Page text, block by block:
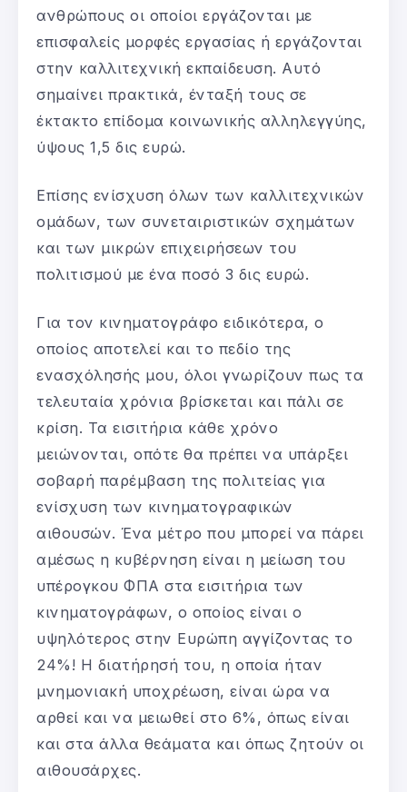
ανθρώπους οι οποίοι εργάζονται με
επισφαλείς μορφές εργασίας ή εργάζονται
στην καλλιτεχνική εκπαίδευση. Αυτό
σημαίνει πρακτικά, ένταξή τους σε
έκτακτο επίδομα κοινωνικής αλληλεγγύης,
ύψους 1,5 δις ευρώ.
Επίσης ενίσχυση όλων των καλλιτεχνικών
ομάδων, των συνεταιριστικών σχημάτων
και των μικρών επιχειρήσεων του
πολιτισμού με ένα ποσό 3 δις ευρώ.
Για τον κινηματογράφο ειδικότερα, ο
οποίος αποτελεί και το πεδίο της
ενασχόλησής μου, όλοι γνωρίζουν πως τα
τελευταία χρόνια βρίσκεται και πάλι σε
κρίση. Τα εισιτήρια κάθε χρόνο
μειώνονται, οπότε θα πρέπει να υπάρξει
σοβαρή παρέμβαση της πολιτείας για
ενίσχυση των κινηματογραφικών
αιθουσών. Ένα μέτρο που μπορεί να πάρει
αμέσως η κυβέρνηση είναι η μείωση του
υπέρογκου ΦΠΑ στα εισιτήρια των
κινηματογράφων, ο οποίος είναι ο
υψηλότερος στην Ευρώπη αγγίζοντας το
24%! Η διατήρησή του, η οποία ήταν
μνημονιακή υποχρέωση, είναι ώρα να
αρθεί και να μειωθεί στο 6%, όπως είναι
και στα άλλα θεάματα και όπως ζητούν οι
αιθουσάρχες.